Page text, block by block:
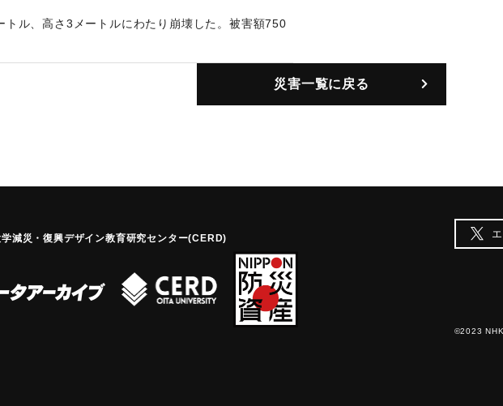
トル、高さ3メートルにわたり崩壊した。被害額750
災害一覧に戻る
減災 ・復興デザイン教育研究センター(CERD)
©2023